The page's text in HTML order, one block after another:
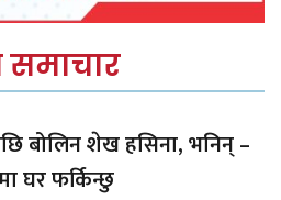
समाचार
बोलिन शेख हसिना, भनिन् –
घर फर्किन्छु